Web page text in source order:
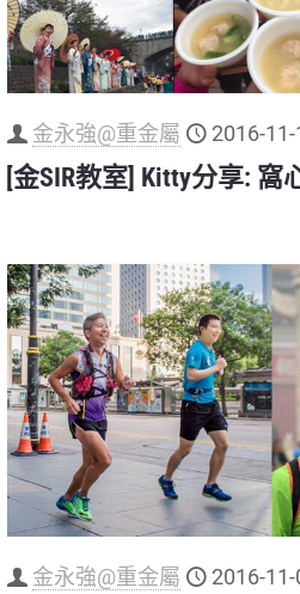
金永強@重金屬 2016-
[金SIR教室] Kitty分享: 窩
金永強@重金屬 2016-